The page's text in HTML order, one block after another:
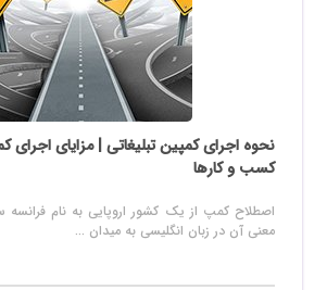
نحوه اجرای کمپین تبلیغاتی | مزایای اجرای
کسب و کارها
اصطلاح کمپ از یک کشور اروپایی به نام
معنی آن در زبان انگلیسی به میدان ...